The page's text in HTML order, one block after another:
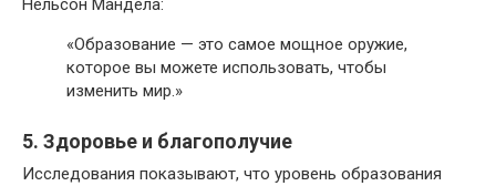
Нельсон Мандела:
«Образование — это самое мощное оружие,
которое вы можете использовать, чтобы
изменить мир.»
5. Здоровье и благополучие
Исследования показывают, что уровень образования